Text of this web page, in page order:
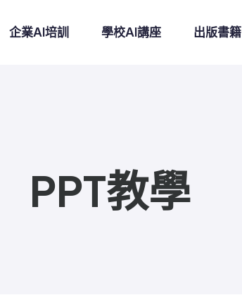
企業AI培訓 學校AI講座 出版書籍
PPT教學